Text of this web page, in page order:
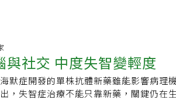
與社交 中度失智變輕度
默症開發的單株抗體新藥雖能影響病理
，失智症治療不能只靠新藥，關鍵仍在